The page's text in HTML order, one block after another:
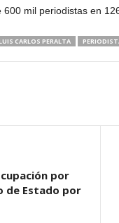
mil periodistas en
CARLOS PERALTA
por
de Estado por